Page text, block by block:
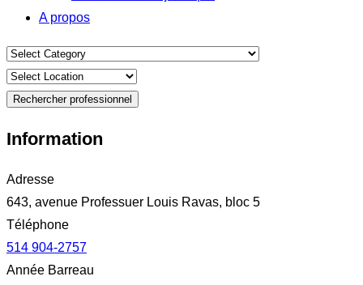
A propos
Rechercher professionnel
Information
Adresse
643, avenue Professuer Louis Ravas, bloc 5
Téléphone
514 904-2757
Année Barreau